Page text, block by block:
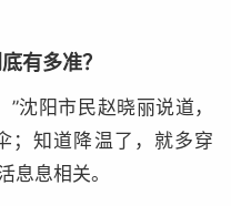
有多准？
沈阳市民赵晓丽说道，
；知道降温了，就多穿
息息相关。